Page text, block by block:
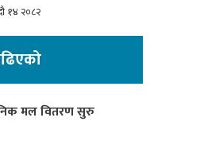
१४ २०८२
मल वितरण सुरु